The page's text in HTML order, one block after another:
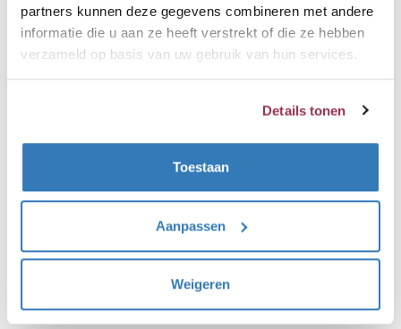
partners kunnen deze gegevens combineren met andere
informatie die u aan ze heeft verstrekt of die ze hebben
verzameld op basis van uw gebruik van hun services.
Details tonen
Toestaan
Aanpassen
Weigeren
en heeft een vermogen van 1600 watt, dit
reservoir levert uitsluitend kokendwater voor je
Quooker en kan dus niet de
warmwatervoorziening overnemen. Je kunt uit
dit reservoir met gemak 2,5 Liter kokendwater
volledig opgewarmd.
Type reservoir:
Inhoud:
Vermogen: